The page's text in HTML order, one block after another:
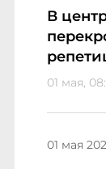
В
01 мая,
01 мая